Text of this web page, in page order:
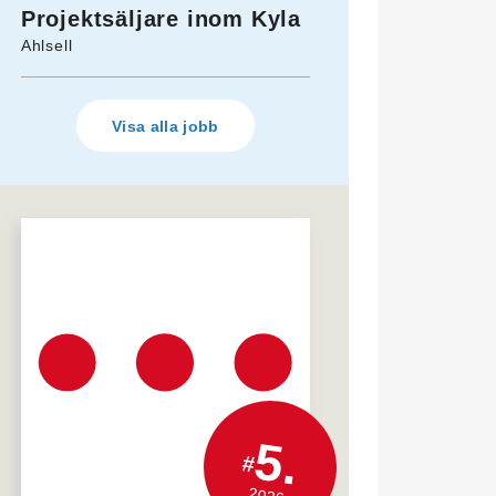
Projektsäljare inom Kyla
Ahlsell
Visa alla jobb
#5.